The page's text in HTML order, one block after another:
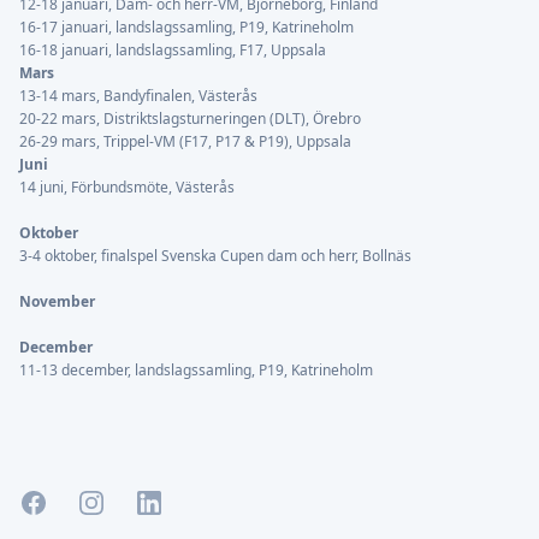
16-17 januari, landslagssamling, P19, Katrineholm
16-18 januari, landslagssamling, F17, Uppsala
Mars
13-14 mars, Bandyfinalen, Västerås
20-22 mars, Distriktslagsturneringen (DLT), Örebro
26-29 mars, Trippel-VM (F17, P17 & P19), Uppsala
Juni
14 juni, Förbundsmöte, Västerås
Oktober
3-4 oktober, finalspel Svenska Cupen dam och herr, Bollnäs
November
December
11-13 december, landslagssamling, P19, Katrineholm
FacebookInstagramLinkedIn